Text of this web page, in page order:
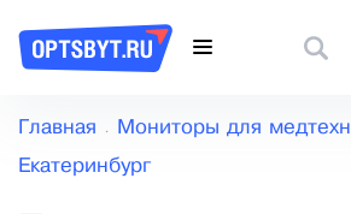
Главная Мониторы для
Екатеринбург